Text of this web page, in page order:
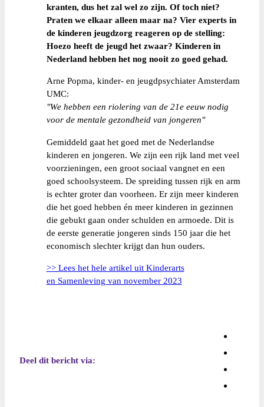
kranten, dus het zal wel zo zijn. Of toch niet?
Praten we elkaar alleen maar na? Vier experts in
de kinderen jeugdzorg reageren op de stelling:
Hoezo heeft de jeugd het zwaar? Kinderen in
Nederland hebben het nog nooit zo goed gehad.
Arne Popma, kinder- en jeugdpsychiater Amsterdam
UMC:
"We hebben een riolering van de 21e eeuw nodig
voor de mentale gezondheid van jongeren"
Gemiddeld gaat het goed met de Nederlandse
kinderen en jongeren. We zijn een rijk land met veel
voorzieningen, een groot sociaal vangnet en een
goed schoolsysteem. De spreiding tussen rijk en arm
is echter groter dan voorheen. Er zijn meer kinderen
die het goed hebben én meer kinderen in gezinnen
die gebukt gaan onder schulden en armoede. Dit is
de eerste generatie jongeren sinds 150 jaar die het
economisch slechter krijgt dan hun ouders.
>> Lees het hele artikel uit Kinderarts
en Samenleving van november 2023
Deel dit bericht via: